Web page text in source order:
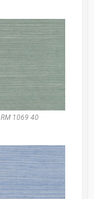
RM 1069 40